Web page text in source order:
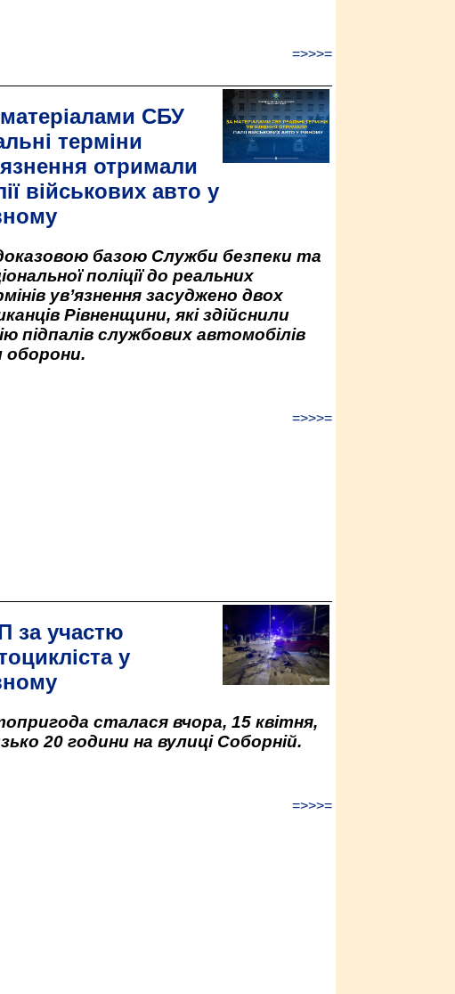
=>>>=
СБУ
терміни
отримали
військових авто у
базою Служби безпеки та
поліції до реальних
ув’язнення засуджено двох
Рівненщини, які здійснили
підпалів службових автомобілів
оборони.
=>>>=
за участю
у
сталася вчора, 15 квітня,
20 години на вулиці Соборній.
=>>>=